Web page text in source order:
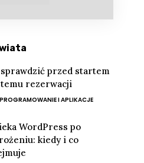
sprawdzić przed startem
rezerwacji
I APLIKACJE
WordPress po
kiedy i co